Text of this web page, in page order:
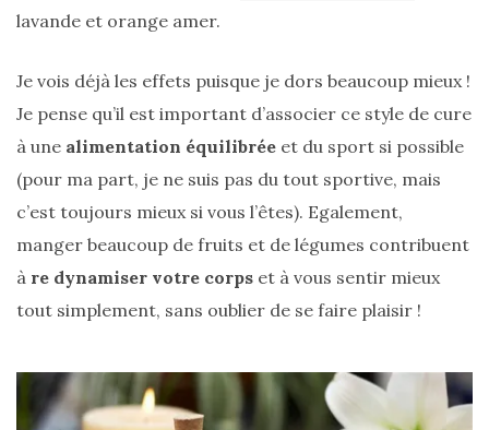
Les
plus
de
sacs
vegan
lavande et orange amer.
Je vois déjà les effets puisque je dors beaucoup mieux !
Je pense qu’il est important d’associer ce style de cure
à une alimentation équilibrée et du sport si possible
(pour ma part, je ne suis pas du tout sportive, mais
c’est toujours mieux si vous l’êtes). Egalement,
manger beaucoup de fruits et de légumes contribuent
à re dynamiser votre corps et à vous sentir mieux
tout simplement, sans oublier de se faire plaisir !